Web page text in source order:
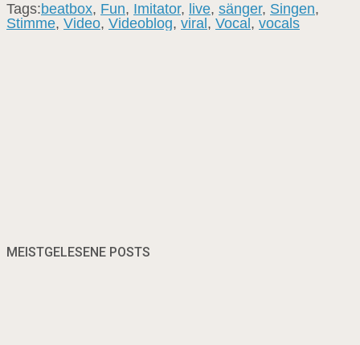
Tags:beatbox, Fun, Imitator, live, sänger, Singen,
Stimme, Video, Videoblog, viral, Vocal, vocals
MEISTGELESENE POSTS